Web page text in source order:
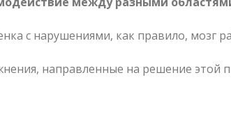
с нарушениями, как правило, мозг
направленные на решение этой